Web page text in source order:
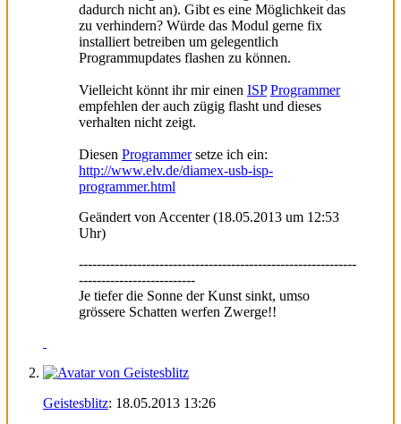
dadurch nicht an). Gibt es eine Möglichkeit das
zu verhindern? Würde das Modul gerne fix
installiert betreiben um gelegentlich
Programmupdates flashen zu können.
Vielleicht könnt ihr mir einen ISP Programmer
empfehlen der auch zügig flasht und dieses
verhalten nicht zeigt.
Diesen Programmersetze ich ein:
http://www.elv.de/diamex-usb-isp-
programmer.html
Geändert von Accenter (18.05.2013 um 12:53
Uhr)
--------------------------------------------------------------
--------------------------
Je tiefer die Sonne der Kunst sinkt, umso
grössere Schatten werfen Zwerge!!
Geistesblitz: 18.05.2013 13:26